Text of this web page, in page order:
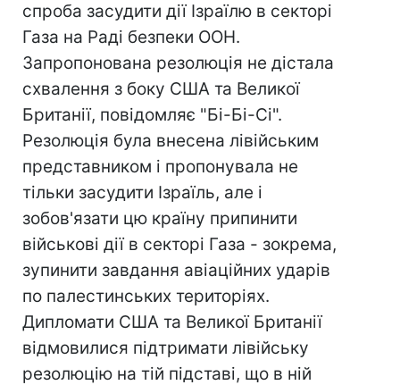
спроба засудити дії Ізраїлю в секторі
Газа на Раді безпеки ООН.
Запропонована резолюція не дістала
схвалення з боку США та Великої
Британії, повідомляє "Бі-Бі-Сі".
Резолюція була внесена лівійським
представником і пропонувала не
тільки засудити Ізраїль, але і
зобов'язати цю країну припинити
військові дії в секторі Газа - зокрема,
зупинити завдання авіаційних ударів
по палестинських територіях.
Дипломати США та Великої Британії
відмовилися підтримати лівійську
резолюцію на тій підставі, що в ній